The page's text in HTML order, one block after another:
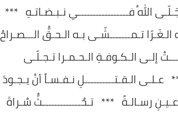
اللهُ فـــــــــــــــــي نـبـضـاتـهِ ***
الـغَـرّا تـمـــــــشّـى بـه الـحـقُّ الـــصـراحُ
إلـى الـكـوفـةِ الـحـمـرا تـجـلّـى
عـلـى الـقـتــــــــــلِ نـفـسـاً أنْ يـجـودَ
رسـالـةً *** تـحُـــــــــــــثُّ سُـراةَ